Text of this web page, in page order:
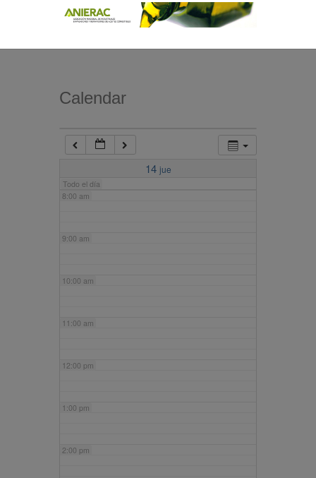
Calendar
14 jue
Todo el día
7:00 am
8:00 am
9:00 am
10:00 am
11:00 am
12:00 pm
1:00 pm
2:00 pm